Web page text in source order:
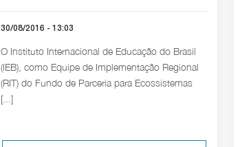
30/08/2016 - 13:03
O Instituto Internacional de Educação do Brasil
(IEB), como Equipe de Implementação Regional
(RIT) do Fundo de Parceria para Ecossistemas
[...]